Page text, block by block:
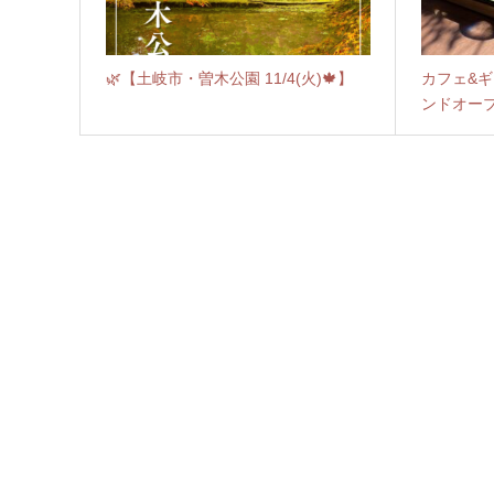
🌿【土岐市・曽木公園 11/4(火)🍁】
カフェ&
ンドオー